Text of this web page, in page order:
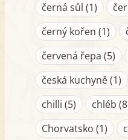
černá sůl (1)
černý kořen (1)
červená řepa (5)
česká kuchyně (1)
chilli (5)
chléb
Chorvatsko (1)